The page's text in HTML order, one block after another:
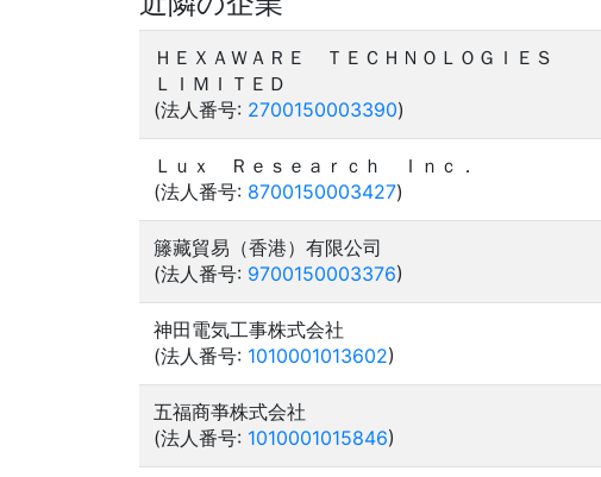
ＨＥＸＡＷＡＲＥ ＴＥＣＨＮＯＬＯＧＩＥＳ
ＬＩＭＩＴＥＤ
(法人番号: 2700150003390)
Ｌｕｘ Ｒｅｓｅａｒｃｈ Ｉｎｃ．
(法人番号: 8700150003427)
籐藏貿易（香港）有限公司
(法人番号: 9700150003376)
神田電気工事株式会社
(法人番号: 1010001013602)
五福商亊株式会社
(法人番号: 1010001015846)